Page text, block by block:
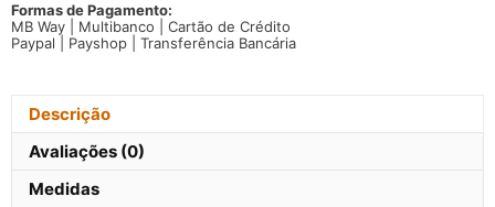
shirt
Medos
Formas de Pagamento:
MB Way | Multibanco | Cartão de Crédito
Paypal | Payshop | Transferência Bancária
Descrição
Avaliações (0)
Medidas